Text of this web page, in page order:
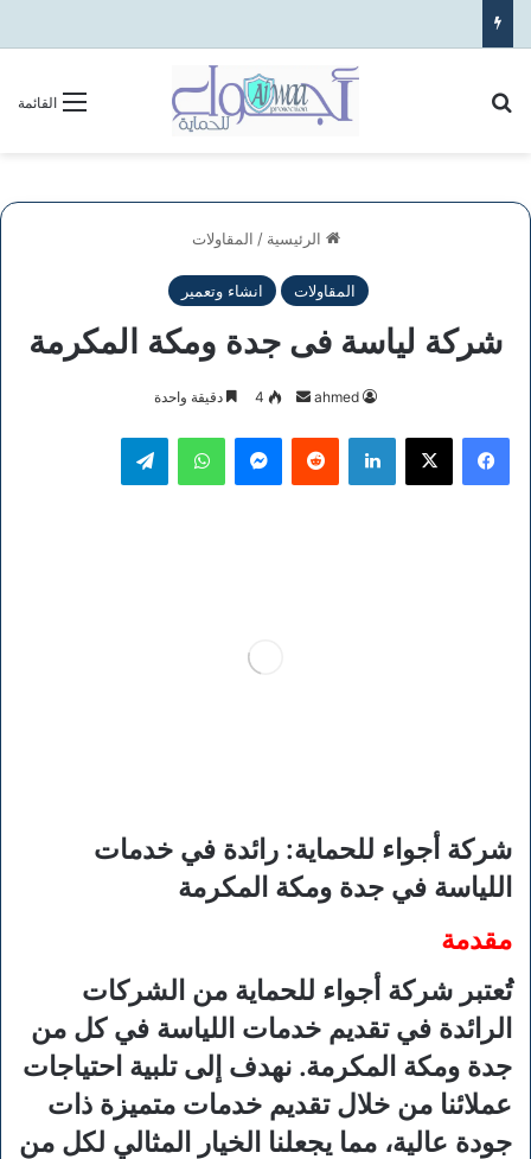
القائمة
الرئيسية / المقاولات
المقاولات انشاء وتعمير
شركة لياسة فى جدة ومكة المكرمة
ahmed
أرسل
إلكترونيا
4 دقيقة واحدة
فيسبوك ‫X لينكدإن ماسنجر واتساب تيلقرام
شركة أجواء للحماية: رائدة في خدمات
اللياسة في جدة ومكة المكرمة
مقدمة
تُعتبر شركة أجواء للحماية من الشركات
الرائدة في تقديم خدمات اللياسة في كل من
جدة ومكة المكرمة. نهدف إلى تلبية احتياجات
عملائنا من خلال تقديم خدمات متميزة ذات
جودة عالية، مما يجعلنا الخيار المثالي لكل من